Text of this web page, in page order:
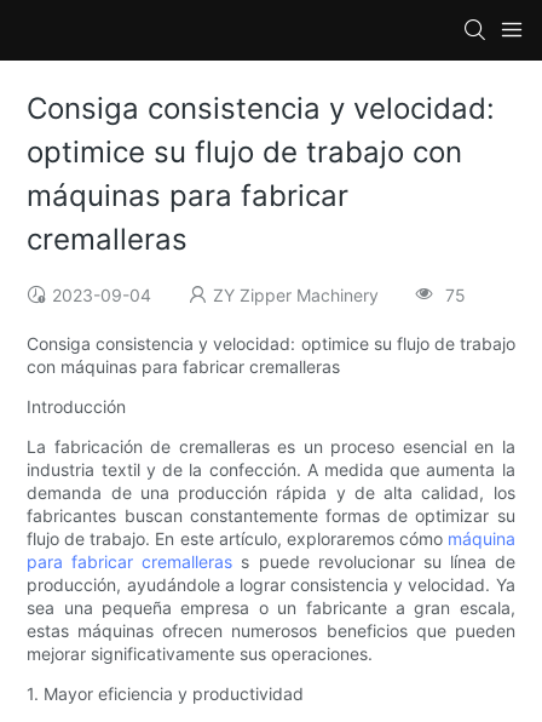
Consiga consistencia y velocidad:
optimice su flujo de trabajo con
máquinas para fabricar
cremalleras
2023-09-04 ZY Zipper Machinery 75
Consiga consistencia y velocidad: optimice su flujo de trabajo
con máquinas para fabricar cremalleras
Introducción
La fabricación de cremalleras es un proceso esencial en la
industria textil y de la confección. A medida que aumenta la
demanda de una producción rápida y de alta calidad, los
fabricantes buscan constantemente formas de optimizar su
flujo de trabajo. En este artículo, exploraremos cómo máquina
para fabricar cremalleras s puede revolucionar su línea de
producción, ayudándole a lograr consistencia y velocidad. Ya
sea una pequeña empresa o un fabricante a gran escala,
estas máquinas ofrecen numerosos beneficios que pueden
mejorar significativamente sus operaciones.
1. Mayor eficiencia y productividad